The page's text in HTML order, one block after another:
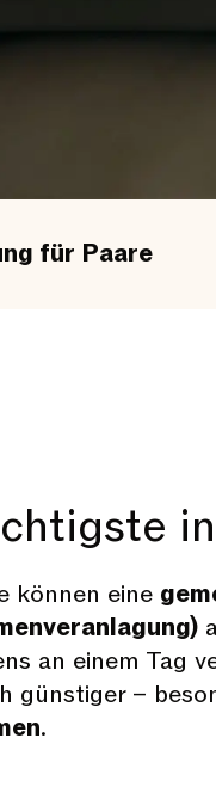
für Paare
können eine
an einem Tag
günstiger –
.